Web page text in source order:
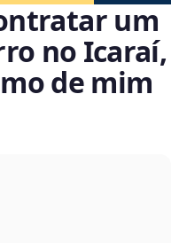
um
no Icaraí,
de mim